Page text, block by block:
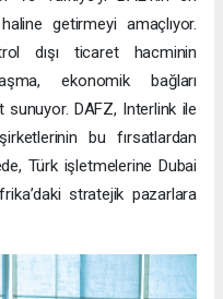
getirmeyi amaçlıyor.
dışı ticaret hacminin
ekonomik bağları
DAFZ, Interlink ile
bu fırsatlardan
Türk işletmelerine Dubai
stratejik pazarlara